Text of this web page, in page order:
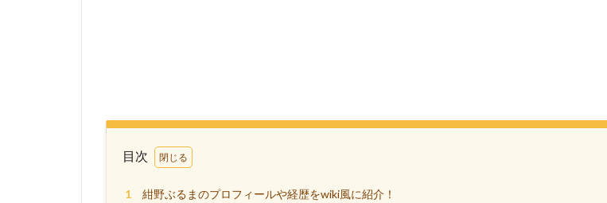
目次
1 紺野ぶるまのプロフィールや経歴をwiki風に紹介！